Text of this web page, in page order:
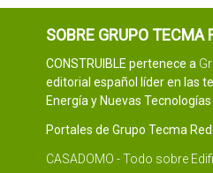
SOBRE GRUPO TECMA
CONSTRUIBLE pertenece a
editorial español líder en las
Energía y Nuevas
Portales de Grupo Tecma Red:
CASADOMO - Todo sobre